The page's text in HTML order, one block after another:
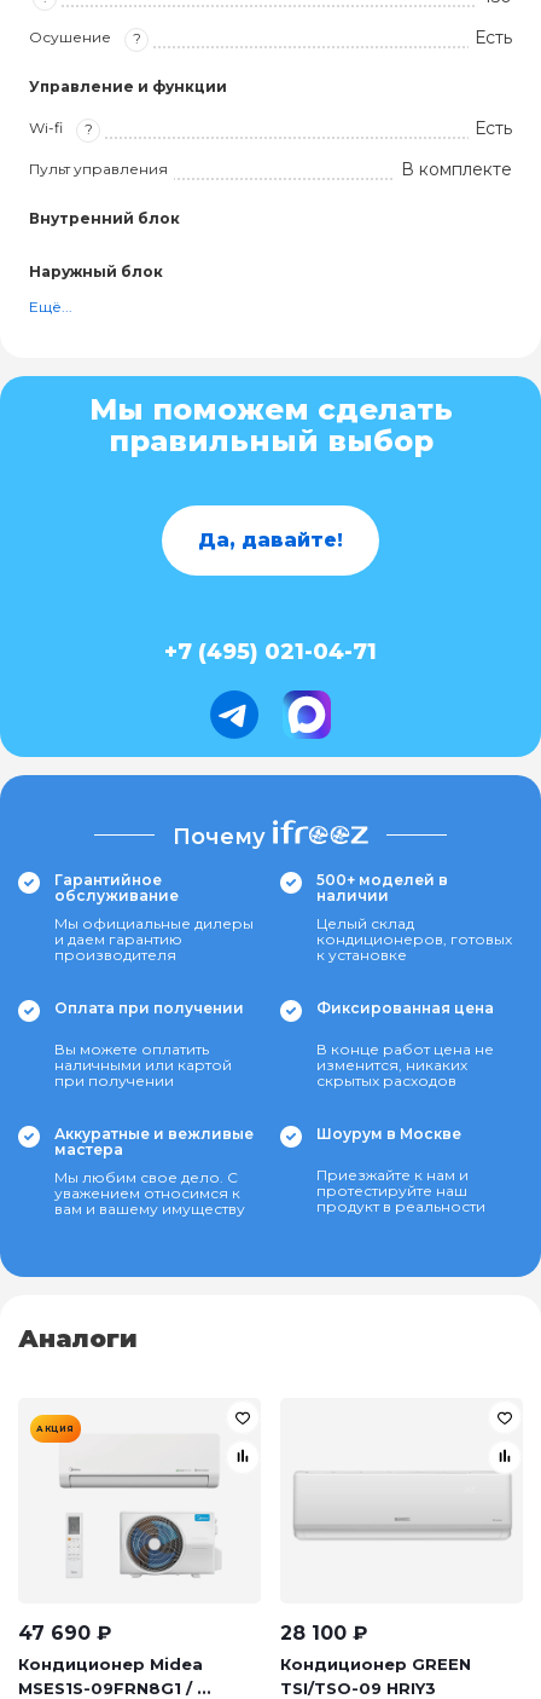
Осушение ? Есть
Управление и функции
Wi-fi ? Есть
Пульт управления В комплекте
Внутренний блок
Наружный блок
Ещё...
Мы поможем сделать
правильный выбор
Да, давайте!
+7 (495) 021-04-71
Почему
Гарантийное
обслуживание
Мы официальные дилеры
и даем гарантию
производителя
500+ моделей в
наличии
Целый склад
кондиционеров, готовых
к установке
Оплата при получении
Вы можете оплатить
наличными или картой
при получении
Фиксированная цена
В конце работ цена не
изменится, никаких
скрытых расходов
Аккуратные и вежливые
мастера
Мы любим свое дело. С
уважением относимся к
вам и вашему имуществу
Шоурум в Москве
Приезжайте к нам и
протестируйте наш
продукт в реальности
Аналоги
АКЦИЯ
47 690 ₽
Кондиционер Midea
MSES1S-09FRN8G1 / ...
28 100 ₽
Кондиционер GREEN
TSI/TSO-09 HRIY3